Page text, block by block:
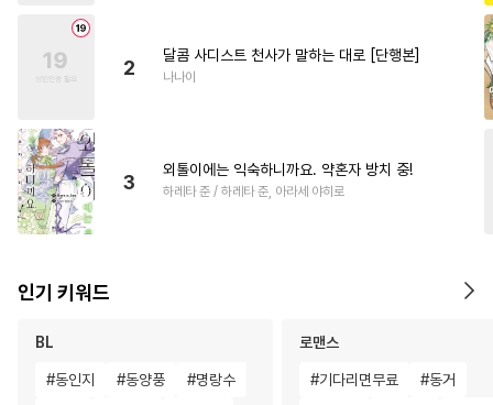
2
달콤 사디스트 천사가 말하는 대로 [단행본]
나나이
3
외톨이에는 익숙하니까요. 약혼자 방치 중!
하레타 준 / 하레타 준, 아라세 야히로
인기 키워드
BL
#동인지 #동양풍 #명랑수
로맨스
#기다리면무료 #동거